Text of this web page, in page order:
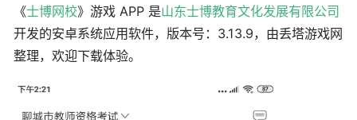
《士博网校》游戏 APP 是山东士博教育文化发展有限公司
开发的安卓系统应用软件，版本号：3.13.9，由丢塔游戏网
整理，欢迎下载体验。